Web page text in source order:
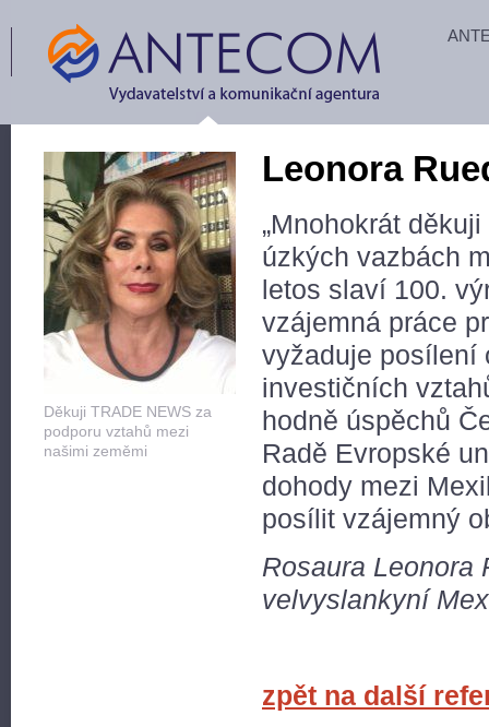
Děkuji TRADE NEWS za
podporu vztahů mezi
našimi zeměmi
Leonora
„Mnohokrát
úzkých vazbách
letos slaví 100.
vzájemná práce
vyžaduje posílení
investičních
hodně úspěchů
Radě Evropské
dohody mezi
posílit vzájemný
Rosaura Leonora
velvyslankyní
zpět na další